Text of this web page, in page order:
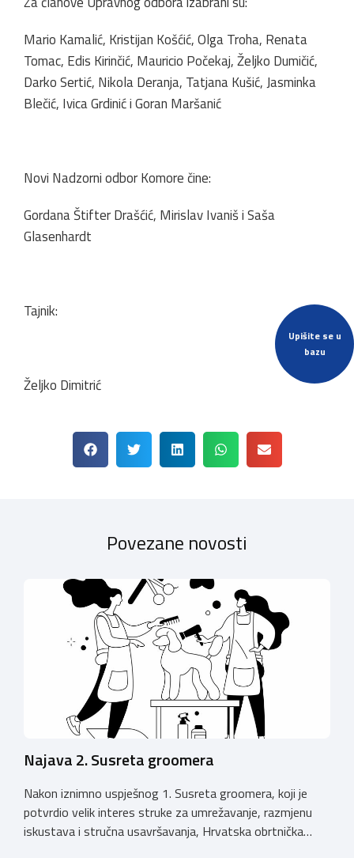
Upišite se u
bazu
Mario Kamalić, Kristijan Košćić, Olga Troha, Renata
Tomac, Edis Kirinčić, Mauricio Počekaj, Željko Dumičić,
Darko Sertić, Nikola Deranja, Tatjana Kušić, Jasminka
Blečić, Ivica Grdinić i Goran Maršanić
Novi Nadzorni odbor Komore čine:
Gordana Štifter Drašćić, Mirislav Ivaniš i Saša
Glasenhardt
Tajnik:
Željko Dimitrić
Povezane novosti
Najava 2. Susreta groomera
Nakon iznimno uspješnog 1. Susreta groomera, koji je
potvrdio velik interes struke za umrežavanje, razmjenu
iskustava i stručna usavršavanja, Hrvatska obrtnička